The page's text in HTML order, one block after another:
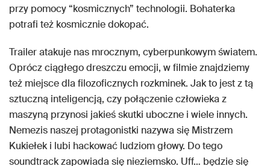
przy pomocy “kosmicznych” technologii. Bohaterka
potrafi też kosmicznie dokopać.
Trailer atakuje nas mrocznym, cyberpunkowym światem.
Oprócz ciągłego dreszczu emocji, w filmie znajdziemy
też miejsce dla filozoficznych rozkminek. Jak to jest z tą
sztuczną inteligencją, czy połączenie człowieka z
maszyną przynosi jakieś skutki uboczne i wiele innych.
Nemezis naszej protagonistki nazywa się Mistrzem
Kukiełek i lubi hackować ludziom głowy. Do tego
soundtrack zapowiada się nieziemsko. Uff… będzie się